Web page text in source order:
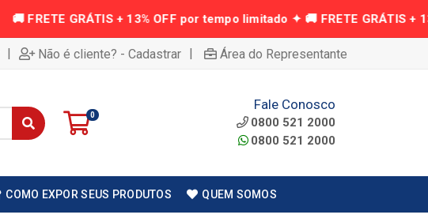
| Não é cliente? - Cadastrar | Área do Representante
0
Fale Conosco
0800 521 2000
0800 521 2000
COMO EXPOR SEUS PRODUTOS QUEM SOMOS